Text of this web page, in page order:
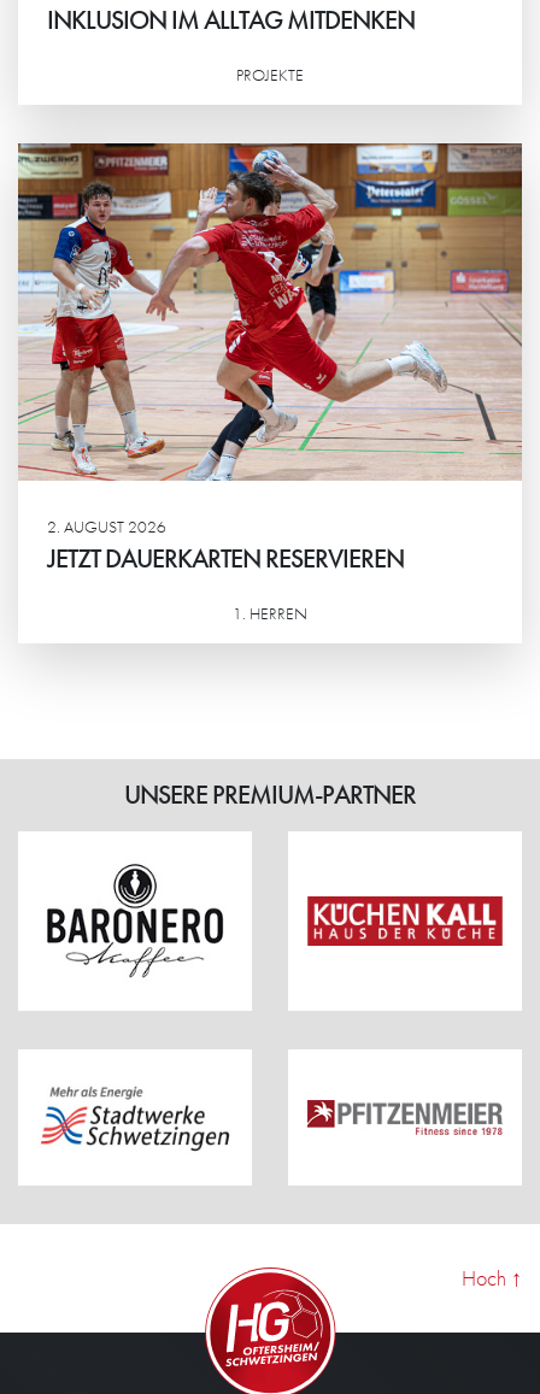
INKLUSION IM ALLTAG MITDENKEN
PROJEKTE
2. AUGUST 2026
JETZT DAUERKARTEN RESERVIEREN
1. HERREN
UNSERE PREMIUM-PARTNER
Hoch ↑